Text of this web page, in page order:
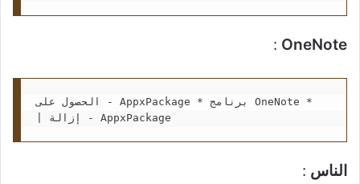
OneNote
:
الحصول على - AppxPackage * برنامج OneNote *
| إزالة - AppxPackage
الناس :